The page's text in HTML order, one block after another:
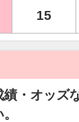
15
績・オッズ